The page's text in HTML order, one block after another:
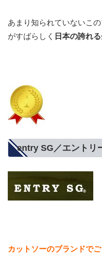
あまり知られていないこ
がすばらしく 日本の誇れ
entry SG／エントリ
カットソーのブランドで